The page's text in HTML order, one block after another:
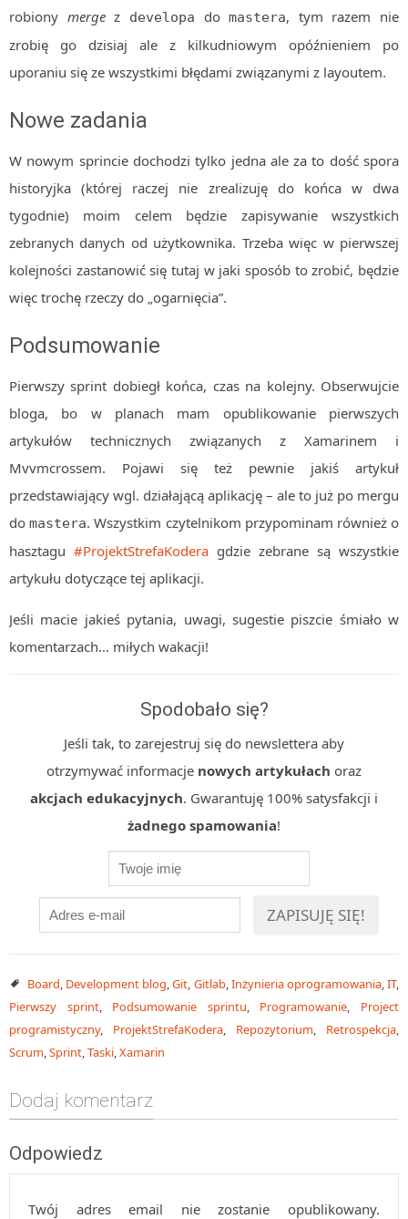
robiony mergez developa domastera, tym razem nie
zrobię go dzisiaj ale z kilkudniowym opóźnieniem po
uporaniu się ze wszystkimi błędami związanymi z layoutem.
Nowe zadania
W nowym sprincie dochodzi tylko jedna ale za to dość spora
historyjka (której raczej nie zrealizuję do końca w dwa
tygodnie) moim celem będzie zapisywanie wszystkich
zebranych danych od użytkownika. Trzeba więc w pierwszej
kolejności zastanowić się tutaj w jaki sposób to zrobić, będzie
więc trochę rzeczy do „ogarnięcia”.
Podsumowanie
Pierwszy sprint dobiegł końca, czas na kolejny. Obserwujcie
bloga, bo w planach mam opublikowanie pierwszych
artykułów technicznych związanych z Xamarinem i
Mvvmcrossem. Pojawi się też pewnie jakiś artykuł
przedstawiający wgl. działającą aplikację – ale to już po mergu
domastera. Wszystkim czytelnikom przypominam również o
hasztagu #ProjektStrefaKodera gdzie zebrane są wszystkie
artykułu dotyczące tej aplikacji.
Jeśli macie jakieś pytania, uwagi, sugestie piszcie śmiało w
komentarzach… miłych wakacji!
Spodobało się?
Jeśli tak, to zarejestruj się do newslettera aby
otrzymywać informacje nowych artykułach oraz
akcjach edukacyjnych. Gwarantuję 100% satysfakcji i
żadnego spamowania!
Board, Development blog,Git, Gitlab,Inżynieria oprogramowania,IT,
Pierwszy sprint, Podsumowanie sprintu, Programowanie, Project
programistyczny, ProjektStrefaKodera, Repozytorium, Retrospekcja,
Scrum,Sprint,Taski,Xamarin
Dodaj komentarz
Odpowiedz
Twój adres email nie zostanie opublikowany.